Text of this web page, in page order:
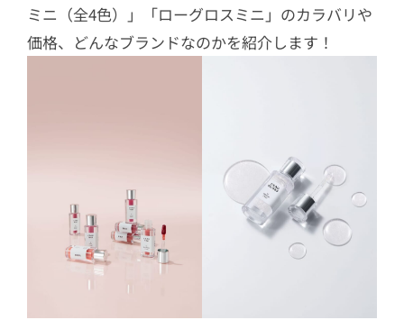
ミニ（全4色）」「ローグロスミニ」のカラバリや
価格、どんなブランドなのかを紹介します！